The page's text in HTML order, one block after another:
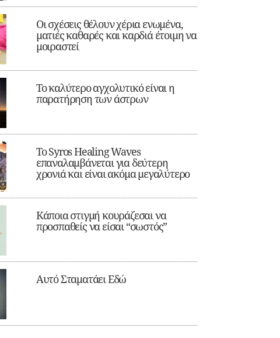
Οι σχέσεις θέλουν χέρια ενωμένα,
ματιές καθαρές και καρδιά έτοιμη να
μοιραστεί
Το καλύτερο αγχολυτικό είναι η
παρατήρηση των άστρων
Το Syros Healing Waves
επαναλαμβάνεται για δεύτερη
χρονιά και είναι ακόμα μεγαλύτερο
Κάποια στιγμή κουράζεσαι να
προσπαθείς να είσαι “σωστός”
Αυτό Σταματάει Εδώ